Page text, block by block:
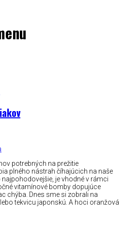
potrebných na prežitie
plného nástrah číhajúcich na naše
je vhodné v rámci
vitamínové bomby dopujúce
chýba. Dnes sme si zobrali na
tekvicu japonskú. A hoci oranžová